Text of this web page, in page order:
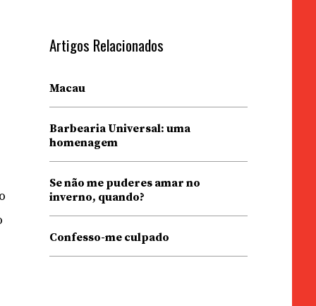
Artigos Relacionados
Macau
Barbearia Universal: uma
homenagem
Se não me puderes amar no
inverno, quando?
Confesso-me culpado